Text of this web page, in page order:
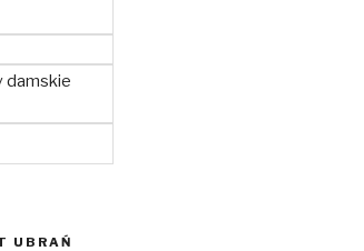
damskie
UBRAŃ